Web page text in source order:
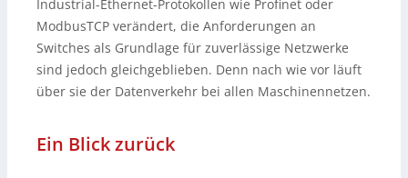
Industrial-Ethernet-Protokollen wie Profinet oder
ModbusTCP verändert, die Anforderungen an
Switches als Grundlage für zuverlässige Netzwerke
sind jedoch gleichgeblieben. Denn nach wie vor läuft
über sie der Datenverkehr bei allen Maschinennetzen.
Ein Blick zurück